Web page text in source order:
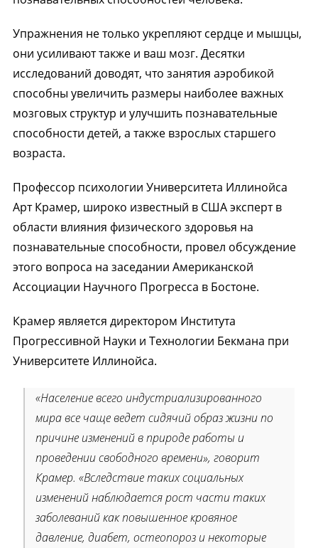
Упражнения не только укрепляют сердце и мышцы,
они усиливают также и ваш мозг. Десятки
исследований доводят, что занятия аэробикой
способны увеличить размеры наиболее важных
мозговых структур и улучшить познавательные
способности детей, а также взрослых старшего
возраста.
Профессор психологии Университета Иллинойса
Арт Крамер, широко известный в США эксперт в
области влияния физического здоровья на
познавательные способности, провел обсуждение
этого вопроса на заседании Американской
Ассоциации Научного Прогресса в Бостоне.
Крамер является директором Института
Прогрессивной Науки и Технологии Бекмана при
Университете Иллинойса.
«Население всего индустриализированного
мира все чаще ведет сидячий образ жизни по
причине изменений в природе работы и
проведении свободного времени», говорит
Крамер. «Вследствие таких социальных
изменений наблюдается рост части таких
заболеваний как повышенное кровяное
давление, диабет, остеопороз и некоторые